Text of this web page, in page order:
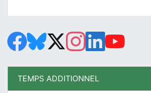
TEMPS ADDITIONNEL